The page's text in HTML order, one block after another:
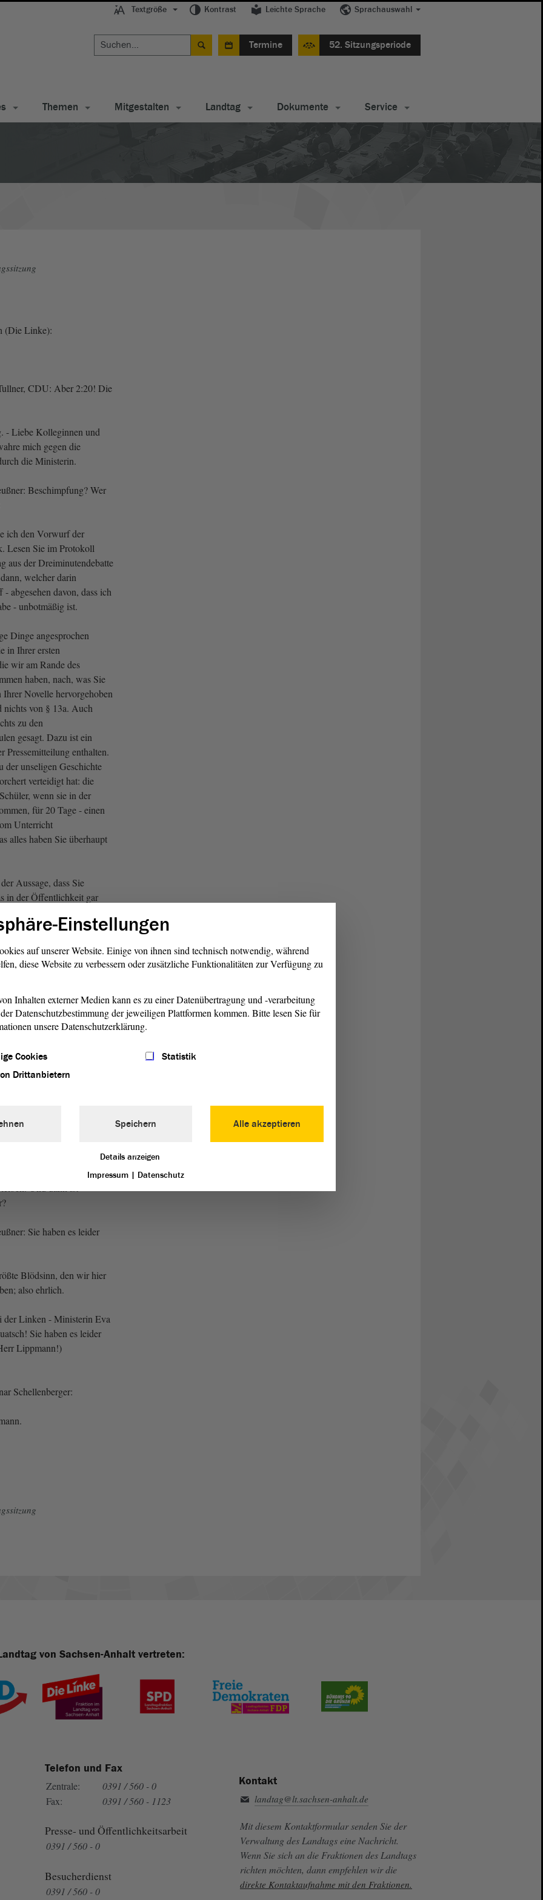
Textgröße Kontrast Leichte Sprache Sprachauswahl
Termine 52. Sitzungsperiode
Themen Mitgestalten Landtag Dokumente Service
(Die Linke):
CDU: Aber 2:20! Die
- Liebe Kolleginnen und
mich gegen die
die Ministerin.
Beschimpfung? Wer
ich den Vorwurf der
Lesen Sie im Protokoll
aus der Dreiminutendebatte
welcher darin
abgesehen davon, dass ich
- unbotmäßig ist.
Dinge angesprochen
in Ihrer ersten
wir am Rande des
haben, nach, was Sie
Novelle hervorgehoben
nichts von § 13a. Auch
zu den
gesagt. Dazu ist ein
Pressemitteilung enthalten.
der unseligen Geschichte
verteidigt hat: die
wenn sie in der
für 20 Tage - einen
Unterricht
alles haben Sie überhaupt
Aussage, dass Sie
in der Öffentlichkeit gar
das alles in Ihrem
Alle Dinge, die uns
brennen, sprechen
an, sondern reden über
Das ist Ihre
mehr reicht es jetzt nicht
Schulstandorten, dieser
Das muss
der Zunge zergehen lassen.
Schulen, indem
dreht, die
Man sagt: Die sind zu
Qualität. Aber als
sie bestehen bleiben.
Man nimmt ihnen
Zuweisung weg und man
weg, aber sie
Und dann ist
Sie haben es leider
Blödsinn, den wir hier
also ehrlich.
der Linken - Ministerin Eva
Sie haben es leider
Lippmann!)
Schellenberger:
von Sachsen-Anhalt vertreten:
Telefon und Fax
Zentrale:
0391 / 560 - 0
Fax:
0391 / 560 - 1123
Presse- und Öffentlichkeitsarbeit
0391 / 560 - 0
Besucherdienst
0391 / 560 - 0
Kontakt
landtag@lt.sachsen-anhalt.de
Mit diesem Kontaktformular senden Sie der
Verwaltung des Landtags eine Nachricht.
Wenn Sie sich an die Fraktionen des Landtags
richten möchten, dann empfehlen wir die
direkte Kontaktaufnahme mit den Fraktionen.
Einstellungen
auf unserer Website. Einige von ihnen sind technisch notwendig, während
diese Website zu verbessern oder zusätzliche Funktionalitäten zur Verfügung zu
Inhalten externer Medien kann es zu einer Datenübertragung und -verarbeitung
Datenschutzbestimmung der jeweiligen Plattformen kommen. Bitte lesen Sie für
unsere Datenschutzerklärung.
Cookies
Statistik
Drittanbietern
Alle akzeptieren
Speichern
Details anzeigen
Impressum | Datenschutz